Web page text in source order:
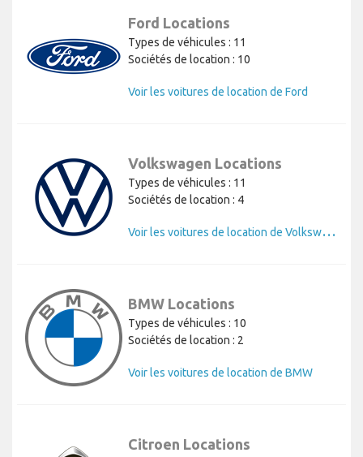
Ford Locations
Types de véhicules : 11
Sociétés de location : 10
Voir les voitures de location de Ford
Volkswagen Locations
Types de véhicules : 11
Sociétés de location : 4
V
oir les voitures de location de Volkswagen
BMW Locations
Types de véhicules : 10
Sociétés de location : 2
Voir les voitures de location de BMW
Citroen Locations